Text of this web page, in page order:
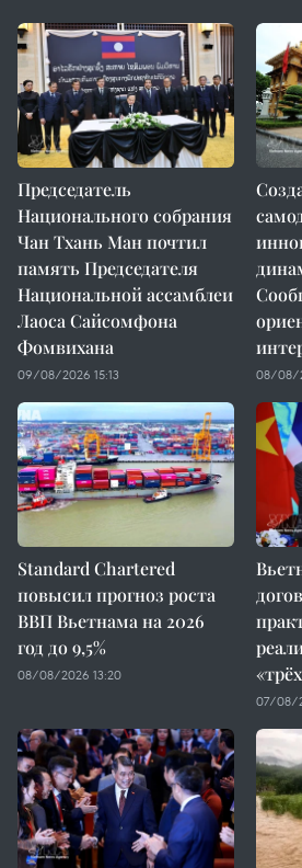
Председатель
Национального собрания
Чан Тхань Ман почтил
память Председателя
Национальной ассамблеи
Лаоса Сайсомфона
Фомвихана
09/08/2026 15:13 08/08/
Standard Chartered
повысил прогноз роста
ВВП Вьетнама на 2026
год до 9,5%
08/08/2026 13:20
07/08/